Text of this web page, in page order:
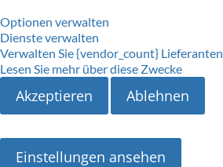
Optionen verwalten
Dienste verwalten
Verwalten Sie {vendor_count} Lieferanten
Lesen Sie mehr über diese Zwecke
Akzeptieren Ablehnen
Einstellungen ansehen